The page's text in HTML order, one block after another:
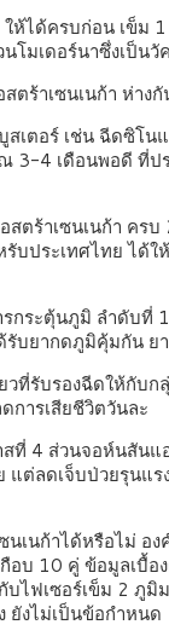
ได้ครบก่อน เข็ม
มเดอร์นาซึ่งเป็นวั
ร้าเซนเนก้า ห่า
ตอร์ เช่น ฉีดซิโ
3-4 เดือนพอดี ที่
ร้าเซนเนก้า คร
บประเทศไทย ไ
ระตุ้นภูมิ ลำดับที่
ได้รับยากดภูมิคุ้มกั
ที่รับรองฉีดให้กั
การเสียชีวิตวันละ
4 ส่วนจอห์นสัน
ลดเจ็บป่วยรุนแร
นก้าได้หรือไม่ อ
10 คู่ ข้อมูลเบื้อ
บไฟเซอร์เข็ม 2
ยังไม่เป็นข้อกำ